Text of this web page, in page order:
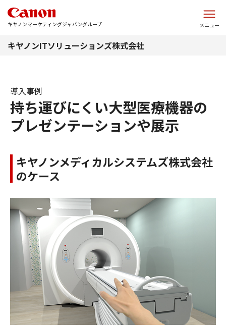
キヤノンマーケティングジャパングループ メニュー
キヤノンITソリューションズ株式会社
持ち運びにくい大型医療機器の
プレゼンテーションや展示
導入事例
キヤノンメディカルシステムズ株式会社
のケース